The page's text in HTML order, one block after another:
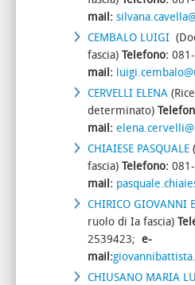
mail:
CEMBALO LUIGI
fascia) Telefono:
mail:
CERVELLI ELENA
determinato)
mail:
CHIAIESE PASQUALE
fascia) Telefono:
mail:
CHIRICO GIOVANNI
ruolo di Ia fascia)
2539423; e-
mail:
CHIUSANO MARIA